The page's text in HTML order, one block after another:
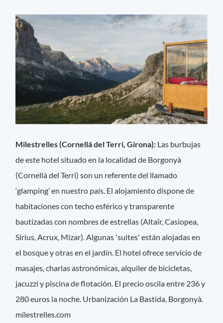
Milestrelles (Cornellá del Terri, Girona): Las burbujas
de este hotel situado en la localidad de Borgonyà
(Cornellà del Terri) son un referente del llamado
‘glamping’ en nuestro país. El alojamiento dispone de
habitaciones con techo esférico y transparente
bautizadas con nombres de estrellas (Altaïr, Casiopea,
Sirius, Acrux, Mizar). Algunas 'suites' están alojadas en
el bosque y otras en el jardín. El hotel ofrece servicio de
masajes, charlas astronómicas, alquiler de bicicletas,
jacuzzi y piscina de flotación. El precio oscila entre 236 y
280 euros la noche. Urbanización La Bastida, Borgonyà.
milestrelles.com